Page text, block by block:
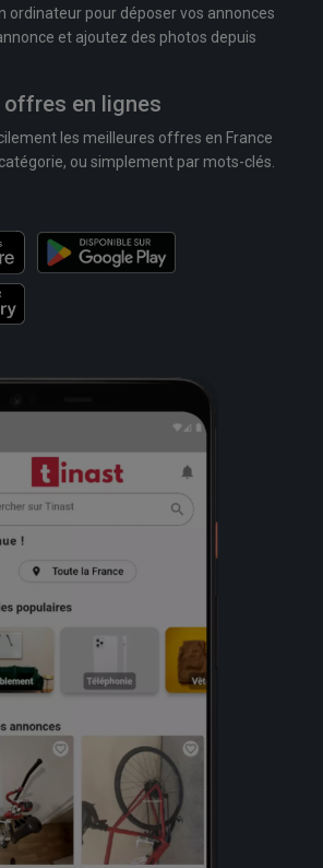
ordinateur pour déposer vos annonces
et ajoutez des photos depuis
en lignes
les meilleures offres en France
ou simplement par mots-clés.